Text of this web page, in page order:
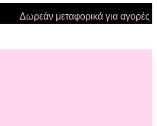
Δωρεάν μεταφορικά για αγορές